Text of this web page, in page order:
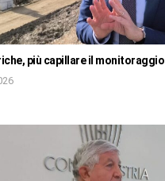
più capillare il monitoraggio